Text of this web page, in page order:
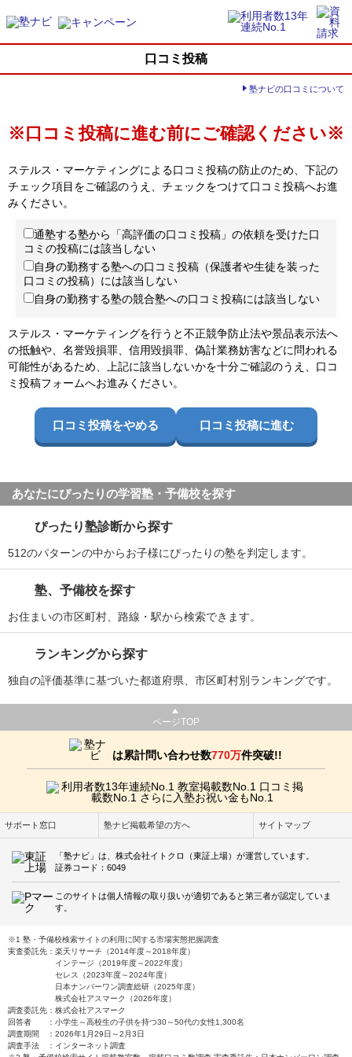
口コミ投稿
塾ナビの口コミについて
※口コミ投稿に進む前にご確認ください※
ステルス・マーケティングによる口コミ投稿の防止のため、下記の
チェック項目をご確認のうえ、チェックをつけて口コミ投稿へお進
みください。
通塾する塾から「高評価の口コミ投稿」の依頼を受けた口
コミの投稿には該当しない
自身の勤務する塾への口コミ投稿（保護者や生徒を装った
口コミの投稿）には該当しない
自身の勤務する塾の競合塾への口コミ投稿には該当しない
ステルス・マーケティングを行うと不正競争防止法や景品表示法へ
の抵触や、名誉毀損罪、信用毀損罪、偽計業務妨害などに問われる
可能性があるため、上記に該当しないかを十分ご確認のうえ、口コ
ミ投稿フォームへお進みください。
口コミ投稿をやめる 口コミ投稿に進む
あなたにぴったりの学習塾・予備校を探す
ぴったり塾診断から探す
512のパターンの中からお子様にぴったりの塾を判定します。
塾、予備校を探す
お住まいの市区町村、路線・駅から検索できます。
ランキングから探す
独自の評価基準に基づいた都道府県、市区町村別ランキングです。
ページTOP
は累計問い合わせ数770万件突破!!
サポート窓口 塾ナビ掲載希望の方へ サイトマップ
「塾ナビ」は、株式会社イトクロ（東証上場）が運営しています。
証券コード：6049
このサイトは個人情報の取り扱いが適切であると第三者が認定していま
す。
※1 塾・予備校検索サイトの利用に関する市場実態把握調査
実査委託先：楽天リサーチ（2014年度～2018年度）
インテージ（2019年度～2022年度）
セレス（2023年度～2024年度）
日本ナンバーワン調査総研（2025年度）
株式会社アスマーク（2026年度）
調査委託先：株式会社アスマーク
回答者 ：小学生～高校生の子供を持つ30～50代の女性1,300名
調査期間 ：2026年1月29日～2月3日
調査手法 ：インターネット調査